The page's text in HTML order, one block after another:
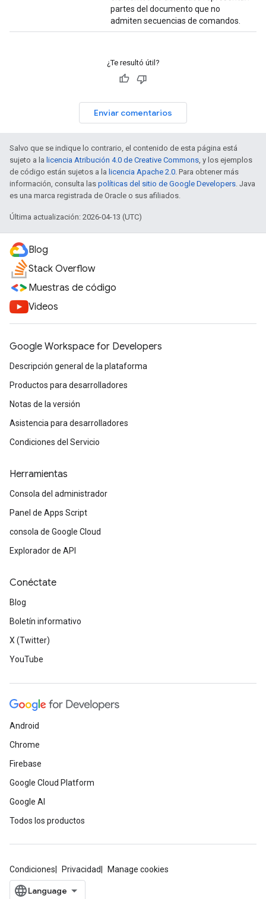
partes del documento que no
admiten secuencias de comandos.
¿Te resultó útil?
Enviar comentarios
Salvo que se indique lo contrario, el contenido de esta página está
sujeto a la licencia Atribución 4.0 de Creative Commons, y los ejemplos
de código están sujetos a la licencia Apache 2.0. Para obtener más
información, consulta las políticas del sitio de Google Developers. Java
es una marca registrada de Oracle o sus afiliados.
Última actualización: 2026-04-13 (UTC)
Blog
Stack Overflow
Muestras de código
Videos
Google Workspace for Developers
Descripción general de la plataforma
Productos para desarrolladores
Notas de la versión
Asistencia para desarrolladores
Condiciones del Servicio
Herramientas
Consola del administrador
Panel de Apps Script
consola de Google Cloud
Explorador de API
Conéctate
Blog
Boletín informativo
X (Twitter)
YouTube
Android
Chrome
Firebase
Google Cloud Platform
Google AI
Todos los productos
Condiciones Privacidad Manage cookies